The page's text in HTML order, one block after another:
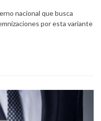
nacional que busca
por esta variante